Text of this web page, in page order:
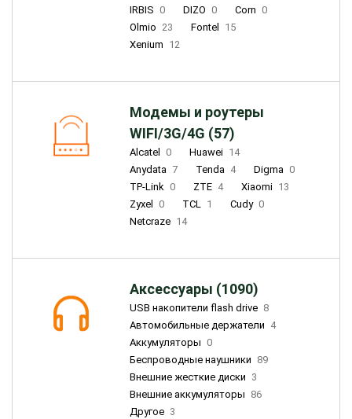
IRBIS 0 DIZO 0 Corn 0
Olmio 23 Fontel
15
Xenium 12
Модемы и роутеры
WIFI/3G/4G (57)
Alcatel 0 Huawei 14
Anydata 7 Tenda 4 Digma 0
TP-Link 0 ZTE 4 Xiaomi 13
Zyxel
0 TCL 1 Cudy 0
Netcraze 14
Аксессуары (1090)
USB накопители flash drive 8
Автомобильные держатели 4
Аккумуляторы 0
Беспроводные наушники 89
Внешние жесткие диски 3
Внешние аккумуляторы 86
Другое 3